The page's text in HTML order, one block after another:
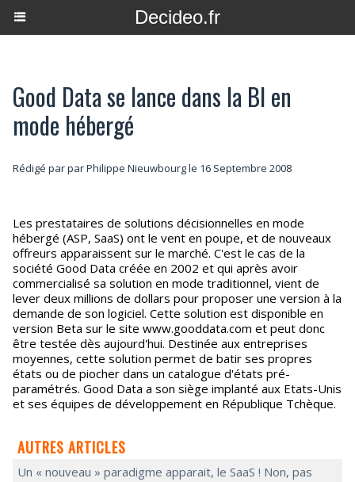
Decideo.fr
Good Data se lance dans la BI en
mode hébergé
Rédigé par par Philippe Nieuwbourg le 16 Septembre 2008
Les prestataires de solutions décisionnelles en mode
hébergé (ASP, SaaS) ont le vent en poupe, et de nouveaux
offreurs apparaissent sur le marché. C'est le cas de la
société Good Data créée en 2002 et qui après avoir
commercialisé sa solution en mode traditionnel, vient de
lever deux millions de dollars pour proposer une version à la
demande de son logiciel. Cette solution est disponible en
version Beta sur le site www.gooddata.com et peut donc
être testée dès aujourd'hui. Destinée aux entreprises
moyennes, cette solution permet de batir ses propres
états ou de piocher dans un catalogue d'états pré-
paramétrés. Good Data a son siège implanté aux Etats-Unis
et ses équipes de développement en République Tchèque.
AUTRES ARTICLES
Un « nouveau » paradigme apparait, le SaaS ! Non, pas